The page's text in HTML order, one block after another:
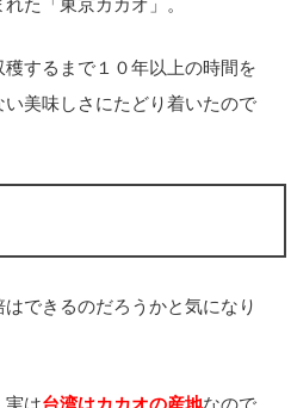
た「東京カカオ」。
するまで１０年以上の時間を
美味しさにたどり着いたので
できるのだろうかと気になり
実は台湾はカカオの産地なので